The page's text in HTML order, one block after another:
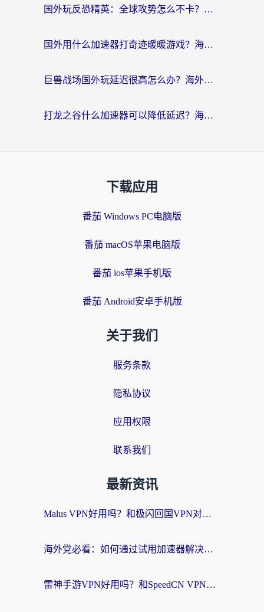
国外玩反恐精英：全球攻势怎么不卡？老玩家亲测的加速器选择指南
国外用什么加速器打奇迹暖暖游戏？海外党国服手游畅玩全攻略（附3款热门游戏实测）
巨兽战场国外玩延迟很高怎么办？海外党亲测的国服游戏加速解决方案
打龙之谷什么加速器可以降低延迟？海外玩家亲测有效的国服加速指南
下载应用
番茄 Windows PC电脑版
番茄 macOS苹果电脑版
番茄 ios苹果手机版
番茄 Android安卓手机版
关于我们
服务条款
隐私协议
应用权限
联系我们
最新资讯
Malus VPN好用吗？和极闪回国VPN对比哪个回国效果更好？海外党亲测3款加速器+避坑指南
海外党必看：如何通过试用加速器解决国内APP地区限制？附2026最新对比测评
雷神手游VPN好用吗？和SpeedCN VPN对比哪个回国效果更好？海外党亲测3款加速器+避坑指南